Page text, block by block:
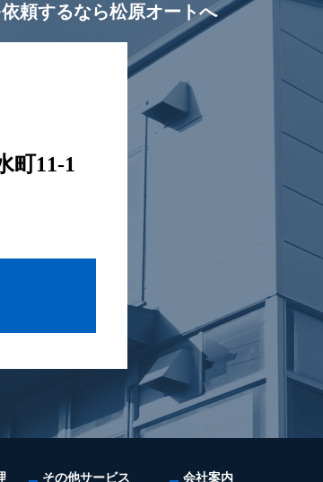
依頼するなら松原オートへ
町11-1
その他サービス 会社案内